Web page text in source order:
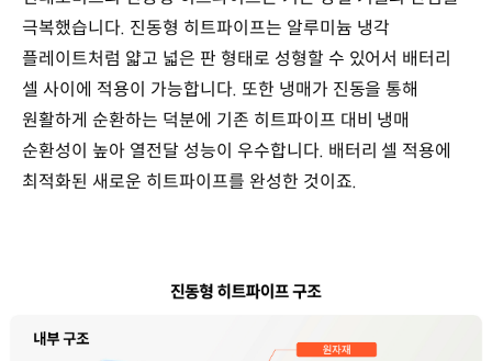
극복했습니다. 진동형 히트파이프는 알루미늄 냉각
플레이트처럼 얇고 넓은 판 형태로 성형할 수 있어서 배터리
셀 사이에 적용이 가능합니다. 또한 냉매가 진동을 통해
원활하게 순환하는 덕분에 기존 히트파이프 대비 냉매
순환성이 높아 열전달 성능이 우수합니다. 배터리 셀 적용에
최적화된 새로운 히트파이프를 완성한 것이죠.